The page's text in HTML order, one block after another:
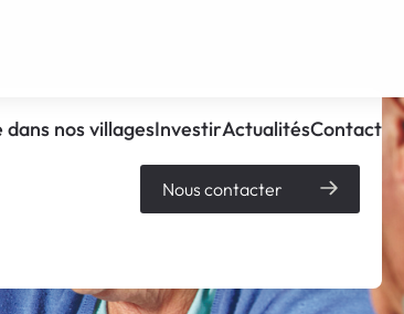
dans nos villagesInvestirActualitésContact
Nous contacter